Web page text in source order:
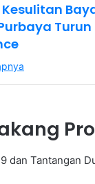
dan Tantangan